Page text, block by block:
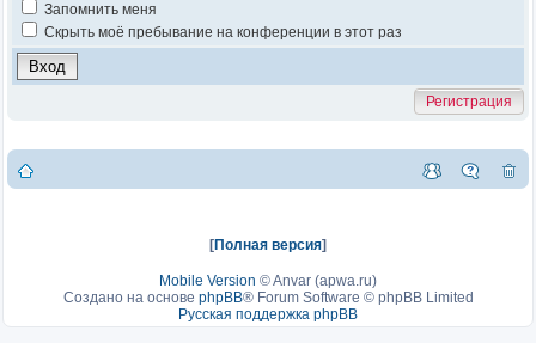
Запомнить меня
Скрыть моё пребывание на конференции в этот раз
Регистрация
[Полная версия]
Mobile Version ©Anvar (apwa.ru)
Создано на основе phpBB® Forum Software © phpBB Limited
Русская поддержка phpBB